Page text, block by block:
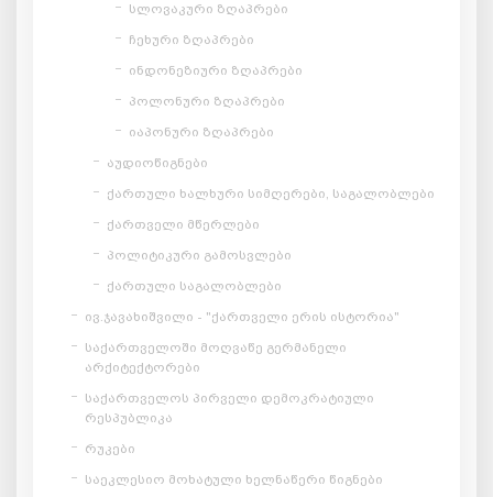
სლოვაკური ზღაპრები
ჩეხური ზღაპრები
ინდონეზიური ზღაპრები
პოლონური ზღაპრები
იაპონური ზღაპრები
აუდიოწიგნები
ქართული ხალხური სიმღერები, საგალობლები
ქართველი მწერლები
პოლიტიკური გამოსვლები
ქართული საგალობლები
ივ.ჯავახიშვილი - "ქართველი ერის ისტორია"
საქართველოში მოღვაწე გერმანელი
არქიტექტორები
საქართველოს პირველი დემოკრატიული
რესპუბლიკა
რუკები
საეკლესიო მოხატული ხელნაწერი წიგნები